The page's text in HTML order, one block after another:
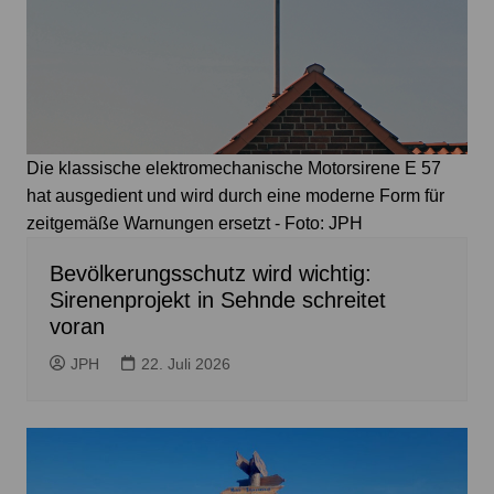
Die klassische elektromechanische Motorsirene E 57
hat ausgedient und wird durch eine moderne Form für
zeitgemäße Warnungen ersetzt - Foto: JPH
Bevölkerungsschutz wird wichtig:
Sirenenprojekt in Sehnde schreitet
voran
JPH 22. Juli 2026